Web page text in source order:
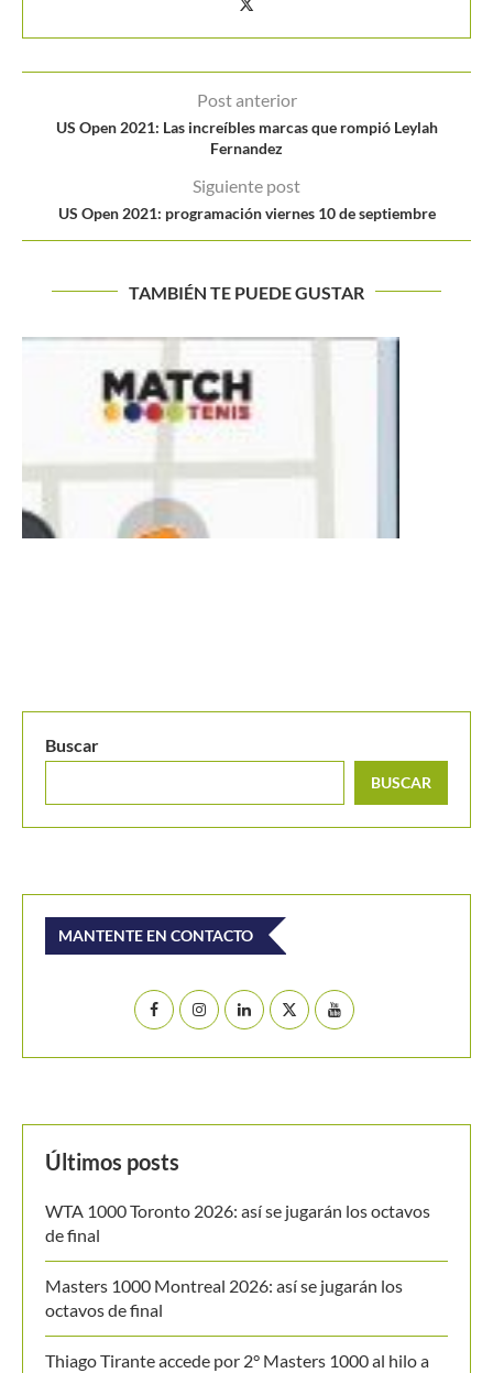
Post anterior
US Open 2021: Las increíbles marcas que rompió Leylah
Fernandez
Siguiente post
US Open 2021: programación viernes 10 de septiembre
TAMBIÉN TE PUEDE GUSTAR
LA DECISIÓN QUE CAMBIÓ LA VIDA DE HANS
PODLIPNIK
MANTENTE EN CONTACTO
Últimos posts
Masters 1000 Montreal 2026: así se jugarán los
Thiago Tirante accede por 2° Masters 1000 al hilo a
octavos de final
Masters 1000 Montreal 2026: Joao Fonseca, primer
brasileño en octavos de final desde 2004